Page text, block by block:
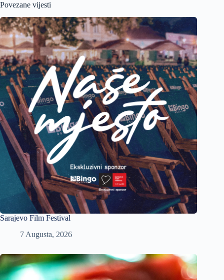
Povezane vijesti
Sarajevo Film Festival
7 Augusta, 2026